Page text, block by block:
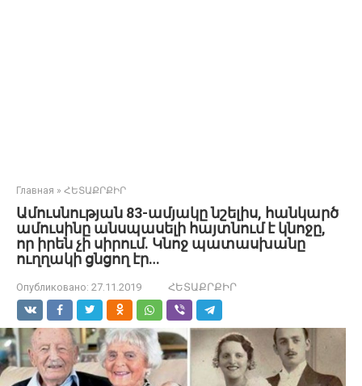
Главная » ՀԵՏԱՔՐՔԻՐ
Ամուսնության 83-ամյակը նշելիս, հանկարծ
ամուսինը անսպասելի հայտնում է կնոջը,
որ իրեն չի սիրում. Կնոջ պատասխանը
ուղղակի ցնցող էր…
Опубликовано: 27.11.2019 ՀԵՏԱՔՐՔԻՐ